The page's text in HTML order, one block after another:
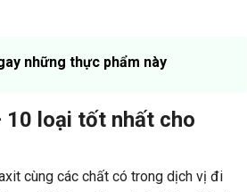
những thực phẩm này
10 loại tốt nhất cho
cùng các chất có trong dịch vị đi